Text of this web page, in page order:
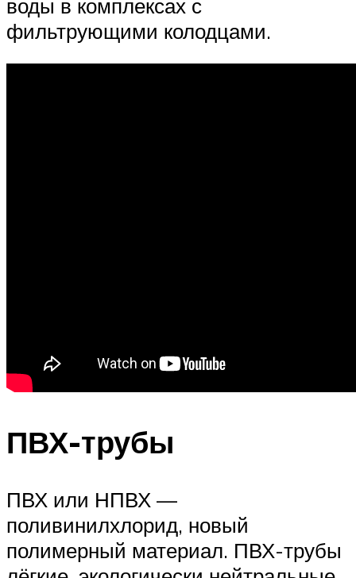
воды в комплексах с
фильтрующими колодцами.
ПВХ-трубы
ПВХ или НПВХ —
поливинилхлорид, новый
полимерный материал. ПВХ-трубы